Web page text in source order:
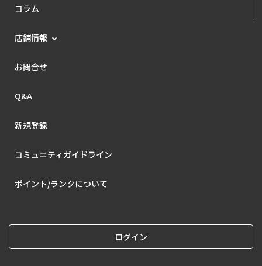
コラム
店舗情報
お問合せ
Q&A
新規登録
コミュニティガイドライン
ポイント/ランクについて
ログイン